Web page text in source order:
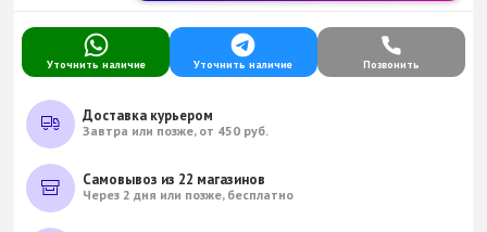
Уточнить наличие Уточнить наличие Позвонить
Доставка курьером
Завтра или позже, от 450 руб.
Самовывоз из 22 магазинов
Через 2 дня или позже, бесплатно